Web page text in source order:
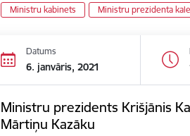
Ministru kabinets Ministru prezidenta
Datums
6. janvāris, 2021
Ministru prezidents Krišjānis
Mārtiņu Kazāku